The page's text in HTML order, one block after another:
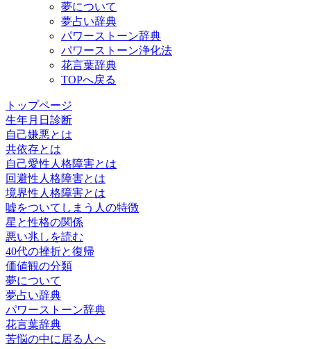
夢について
夢占い辞典
パワーストーン辞典
パワーストーン浄化法
花言葉辞典
TOPへ戻る
トップページ
生年月日診断
自己嫌悪とは
共依存とは
自己愛性人格障害とは
回避性人格障害とは
境界性人格障害とは
嘘をついてしまう人の特徴
星と性格の関係
悪い兆しを読む
40代の挫折と復帰
価値観の分類
夢について
夢占い辞典
パワーストーン辞典
花言葉辞典
苦悩の中に居る人へ